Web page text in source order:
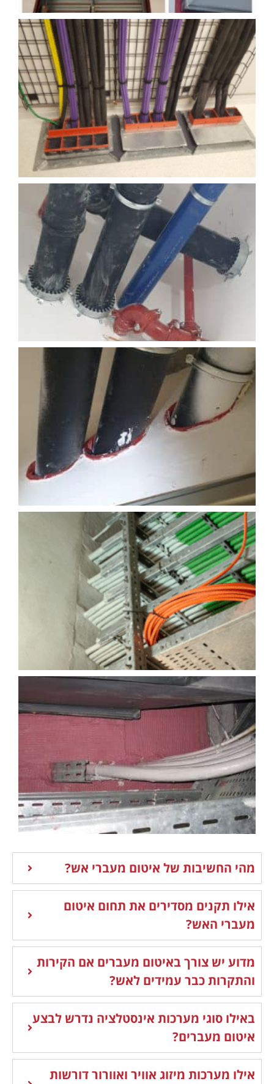
מהי החשיבות של איטום מעברי אש?
אילו תקנים מסדירים את תחום איטום
מעברי האש?
מדוע יש צורך באיטום מעברים אם הקירות
והתקרות כבר עמידים לאש?
באילו סוגי מערכות אינסטלציה נדרש לבצע
איטום מעברים?
אילו מערכות מיזוג אוויר ואוורור דורשות